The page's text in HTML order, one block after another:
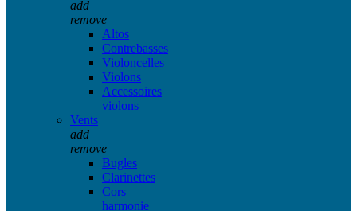
add
remove
Altos
Contrebasses
Violoncelles
Violons
Accessoires
violons
Vents
add
remove
Bugles
Clarinettes
Cors
harmonie